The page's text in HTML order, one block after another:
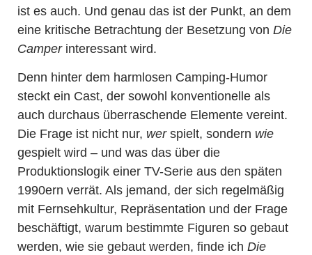
ist es auch. Und genau das ist der Punkt, an dem
eine kritische Betrachtung der Besetzung von Die
Camperinteressant wird.
Denn hinter dem harmlosen Camping-Humor
steckt ein Cast, der sowohl konventionelle als
auch durchaus überraschende Elemente vereint.
Die Frage ist nicht nur, werspielt, sondern wie
gespielt wird – und was das über die
Produktionslogik einer TV-Serie aus den späten
1990ern verrät. Als jemand, der sich regelmäßig
mit Fernsehkultur, Repräsentation und der Frage
beschäftigt, warum bestimmte Figuren so gebaut
werden, wie sie gebaut werden, finde ich Die